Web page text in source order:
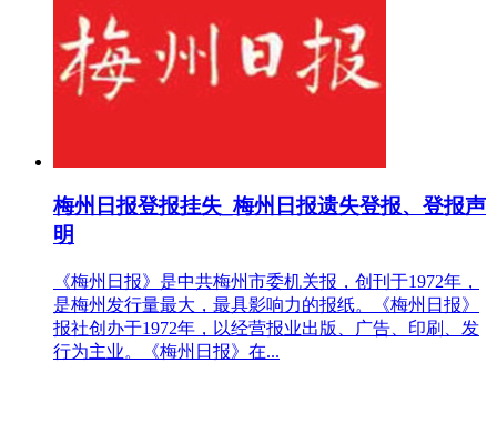
梅州日报登报挂失_梅州日报遗失登报、登报声
明
《梅州日报》是中共梅州市委机关报，创刊于1972年，
是梅州发行量最大，最具影响力的报纸。《梅州日报》
报社创办于1972年，以经营报业出版、广告、印刷、发
行为主业。《梅州日报》在...